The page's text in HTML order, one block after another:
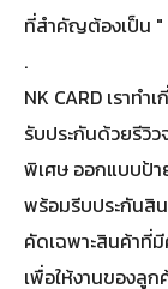
ที่สำคัญต้องเป็น "
.
NK CARD เราทำ
รับประกันด้วยรีวิ
พิเศษ ออกแบบป้า
พร้อมรีบประกันสิ
คัดเฉพาะสินค้าที่
เพื่อให้งานของลูก